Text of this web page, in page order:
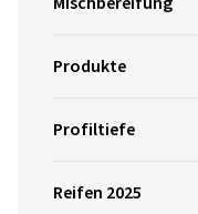
Produkte
Profiltiefe
Reifen 2025